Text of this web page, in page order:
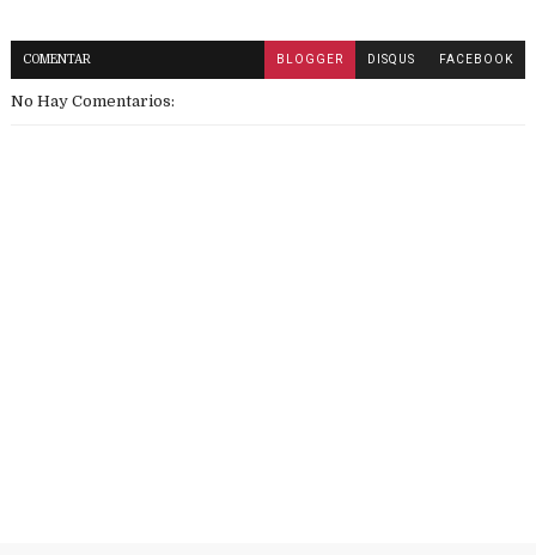
COMENTAR BLOGGER DISQUS FACEBOOK
No Hay Comentarios: